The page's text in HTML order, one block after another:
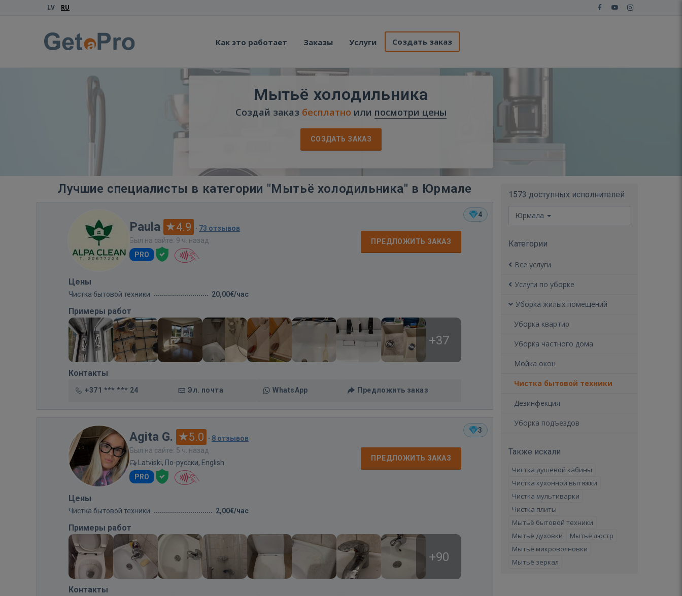
LV RU
Как это работает Заказы Услуги Создать заказ
Мытьё холодильника
Создай заказ бесплатно или посмотри цены
СОЗДАТЬ ЗАКАЗ
Лучшие специалисты в категории "Мытьё холодильника" в Юрмале
4
Paula 4.9 · 73 отзывов
Был на сайте: 9 ч. назад
PRO
ПРЕДЛОЖИТЬ ЗАКАЗ
Цены
Чистка бытовой техники 20,00€/час
Примеры работ
+37
Контакты
+371 *** *** 24 Эл. почта WhatsApp Предложить заказ
3
Agita G. 5.0 · 8 отзывов
Был на сайте: 5 ч. назад
Latviski, По-русски, English
PRO
ПРЕДЛОЖИТЬ ЗАКАЗ
Цены
Чистка бытовой техники 2,00€/час
Примеры работ
+90
Контакты
1573 доступных исполнителей
Юрмала
Категории
Все услуги
Услуги по уборке
Уборка жилых помещений
Уборка квартир
Уборка частного дома
Мойка окон
Чистка бытовой техники
Дезинфекция
Уборка подъездов
Также искали
Чистка душевой кабины
Чистка кухонной вытяжки
Чистка мультиварки
Чистка плиты
Мытьё бытовой техники
Мытьё духовки
Мытьё люстр
Мытьё микроволновки
Мытьё зеркал